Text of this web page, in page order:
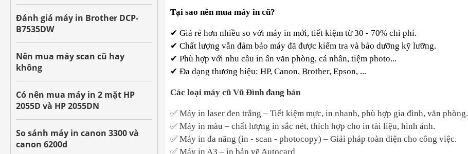
Tại sao nên mua máy in cũ?
✔ Giá rẻ hơn nhiều so với máy in mới, tiết kiệm từ 30 - 70% chi phí.
✔ Chất lượng vẫn đảm bảo máy đã được kiểm tra và bảo dưỡng kỹ lưỡng.
✔ Phù hợp với nhu cầu in ấn văn phòng, cá nhân, tiệm photo...
✔ Đa dạng thương hiệu: HP, Canon, Brother, Epson, ...
Các loại máy cũ Vũ Đình đang bán
✅ Máy in laser đen trắng – Tiết kiệm mực, in nhanh, phù hợp gia đình, văn phòng.
✅ Máy in màu – chất lượng in sắc nét, thích hợp cho in tài liệu, hình ảnh.
✅ Máy in đa năng (in - scan - photocopy) – Giải pháp toàn diện cho công việc.
✅ Máy in A3 – in bản vẽ Autocard
Đánh giá máy in Brother DCP-
B7535DW
Nên mua máy scan cũ hay
không
Có nên mua máy in 2 mặt HP
2055D và HP 2055DN
So sánh máy in canon 3300 và
canon 6200d